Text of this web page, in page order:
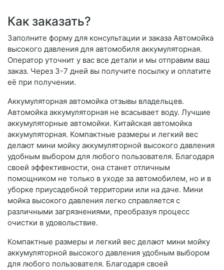
Как заказать?
Заполните форму для консультации и заказа Автомойка
высокого давления для автомобиля аккумуляторная.
Оператор уточнит у вас все детали и мы отправим ваш
заказ. Через 3-7 дней вы получите посылку и оплатите
её при получении.
Аккумуляторная автомойка отзывы владельцев.
Автомойка аккумуляторная не всасывает воду. Лучшие
аккумуляторные автомойки. Китайская автомойка
аккумуляторная. Компактные размеры и легкий вес
делают мини мойку аккумуляторной высокого давления
удобным выбором для любого пользователя. Благодаря
своей эффективности, она станет отличным
помощником не только в уходе за автомобилем, но и в
уборке приусадебной территории или на даче. Мини
мойка высокого давления легко справляется с
различными загрязнениями, преобразуя процесс
очистки в удовольствие.
Компактные размеры и легкий вес делают мини мойку
аккумуляторной высокого давления удобным выбором
для любого пользователя. Благодаря своей